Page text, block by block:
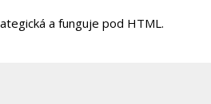
a funguje pod HTML.